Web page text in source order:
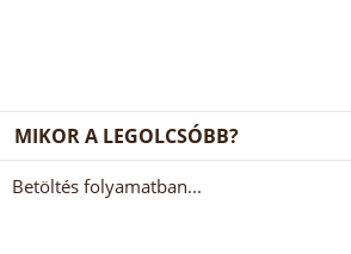
MIKOR A LEGOLCSÓBB?
Betöltés folyamatban...